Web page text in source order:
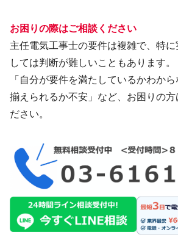
お困りの際はご相談ください
主任電気工事士の要件は複雑で、特
しては判断が難しいこともあります。
「自分が要件を満たしているかわか
揃えられるか不安」など、お困りの方
ださい。